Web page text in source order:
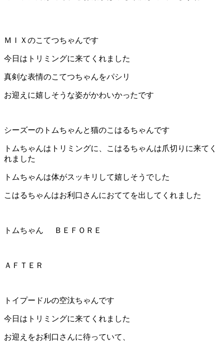
ＭＩＸのこてつちゃんです
今日はトリミングに来てくれました
真剣な表情のこてつちゃんをパシリ
お迎えに嬉しそうな姿がかわいかったです
シーズーのトムちゃんと猫のこはるちゃんです
トムちゃんはトリミングに、こはるちゃんは爪切りに来てく
れました
トムちゃんは体がスッキリして嬉しそうでした
こはるちゃんはお利口さんにおててを出してくれました
トムちゃん ＢＥＦＯＲＥ
ＡＦＴＥＲ
トイプードルの空汰ちゃんです
今日はトリミングに来てくれました
お迎えをお利口さんに待っていて、